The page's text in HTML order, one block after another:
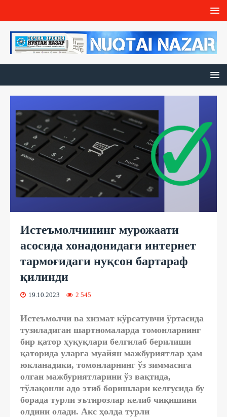
Истеъмолчининг мурожаати
асосида хонадонидаги интернет
тармоғидаги нуқсон бартараф
қилинди
19.10.2023 2 545
Истеъмолчи ва хизмат кўрсатувчи ўртасида
тузиладиган шартномаларда томонларнинг
бир қатор ҳуқуқлари белгилаб берилиши
қаторида уларга муайян мажбуриятлар ҳам
юкланадики, томонларнинг ўз зиммасига
олган мажбуриятларини ўз вақтида,
тўлақонли адо этиб боришлари келгусида бу
борада турли эътирозлар келиб чиқишини
олдини олади. Акс ҳолда турли